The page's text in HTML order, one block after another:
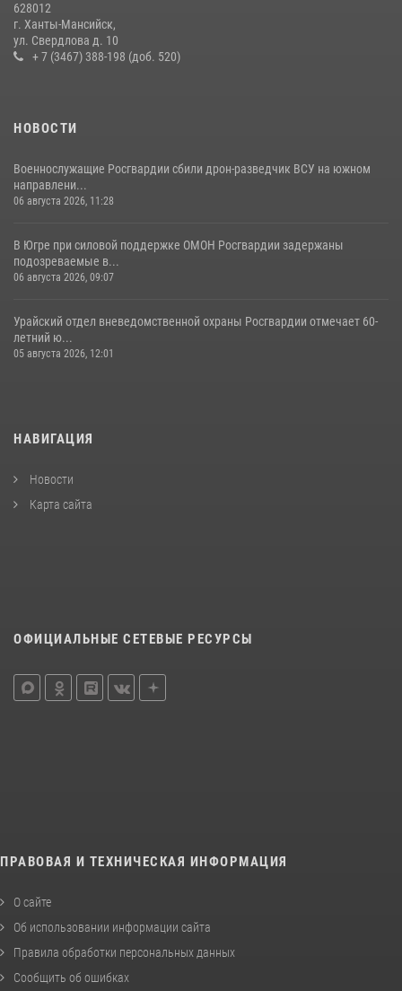
вневедомственной охраны с начала года
18 июля 2026, 11:25
628012
г. Ханты-Мансийск,
ул. Свердлова д. 10
+ 7 (3467) 388-198 (доб. 520)
НОВОСТИ
Военнослужащие Росгвардии сбили дрон-разведчик ВСУ на южном
направлени...
06 августа 2026, 11:28
В Югре при силовой поддержке ОМОН Росгвардии задержаны
подозреваемые в...
06 августа 2026, 09:07
Урайский отдел вневедомственной охраны Росгвардии отмечает 60-
летний ю...
05 августа 2026, 12:01
НАВИГАЦИЯ
Новости
Карта сайта
ОФИЦИАЛЬНЫЕ СЕТЕВЫЕ РЕСУРСЫ
ПРАВОВАЯ И ТЕХНИЧЕСКАЯ ИНФОРМАЦИЯ
О сайте
Об использовании информации сайта
Правила обработки персональных данных
Сообщить об ошибках